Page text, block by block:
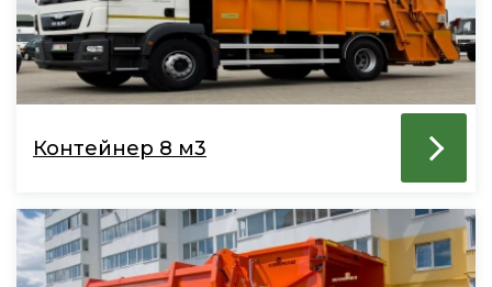
Контейнер 8 м3